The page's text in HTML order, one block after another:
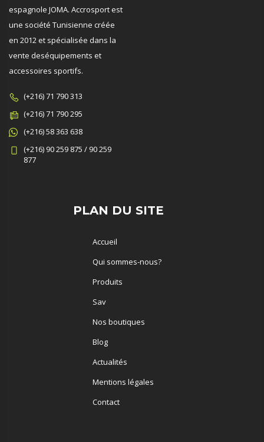
espagnole JOMA. Accrosport est
une société Tunisienne créée
en 2012 et spécialisée dans la
vente deséquipements et
accessoires sportifs.
(+216) 71 790 313
(+216) 71 790 295
(+216) 58 363 638
(+216) 90 259 875 / 90 259
877
PLAN DU SITE
Accueil
Qui sommes-nous?
Produits
Sav
Nos boutiques
Blog
Actualités
Mentions légales
Contact